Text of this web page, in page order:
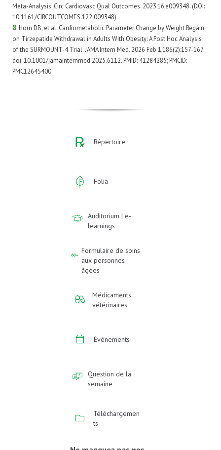
Meta-Analysis. Circ Cardiovasc Qual Outcomes. 2023;16:e009348. (DOI:
10.1161/CIRCOUTCOMES.122.009348)
8 Horn DB, et al. Cardiometabolic Parameter Change by Weight Regain
on Tirzepatide Withdrawal in Adults With Obesity: A Post Hoc Analysis
of the SURMOUNT-4 Trial. JAMA Intern Med. 2026 Feb 1;186(2):157-167.
doi: 10.1001/jamainternmed.2025.6112. PMID: 41284285; PMCID:
PMC12645400.
Répertoire
Folia
Auditorium | e-
learnings
Formulaire de soins
aux personnes
âgées
Médicaments
vétérinaires
Événements
Question de la
semaine
Téléchargemen
ts